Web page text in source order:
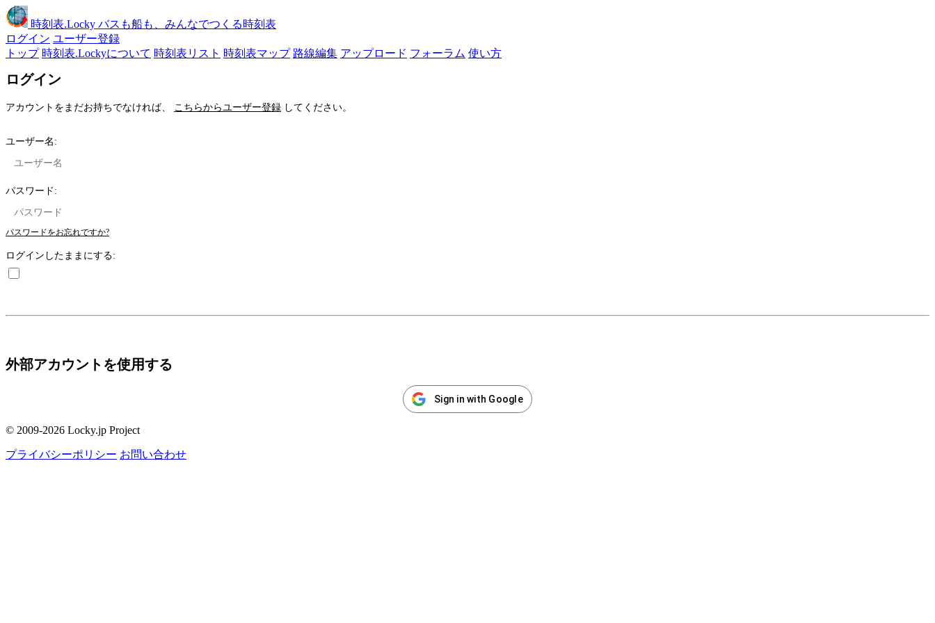
時刻表.Locky バスも船も、みんなでつくる時刻表
ログイン ユーザー登録
トップ 時刻表.Lockyについて 時刻表リスト 時刻表マップ 路線編集 アップロード フォーラム 使い方
ログイン
アカウントをまだお持ちでなければ、 こちらからユーザー登録 してください。
ユーザー名:
パスワード:
パスワードをお忘れですか?
ログインしたままにする:
外部アカウントを使用する
Sign in with Google
© 2009-2026 Locky.jp Project
プライバシーポリシー お問い合わせ